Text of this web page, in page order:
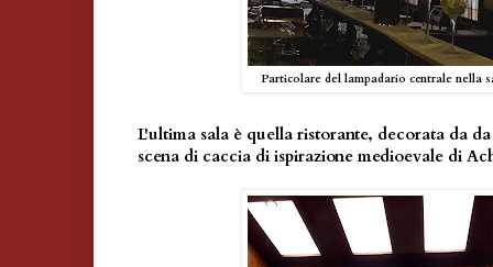
Particolare del lampadario centrale nella
L'ultima sala è quella ristorante, decorata da
scena di caccia di ispirazione medioevale di